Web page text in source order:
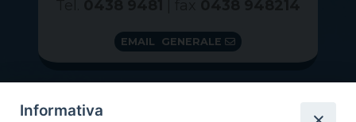
EMAIL GENERALE
Informativa